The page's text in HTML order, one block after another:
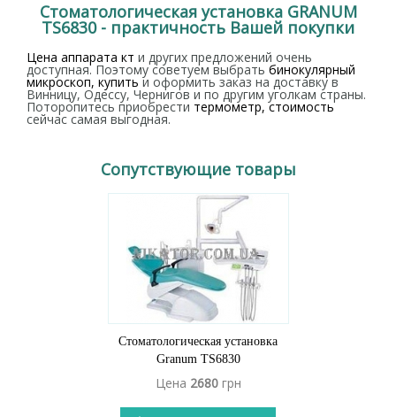
Стоматологическая установка GRANUM
TS6830 - практичность Вашей покупки
Цена аппарата кт и других предложений очень
доступная. Поэтому советуем выбрать бинокулярный
микроскоп, купить и оформить заказ на доставку в
Винницу, Одессу, Чернигов и по другим уголкам страны.
Поторопитесь приобрести термометр, стоимость
сейчас самая выгодная.
Сопутствующие товары
Стоматологическая установка
Granum TS6830
Цена 2680грн